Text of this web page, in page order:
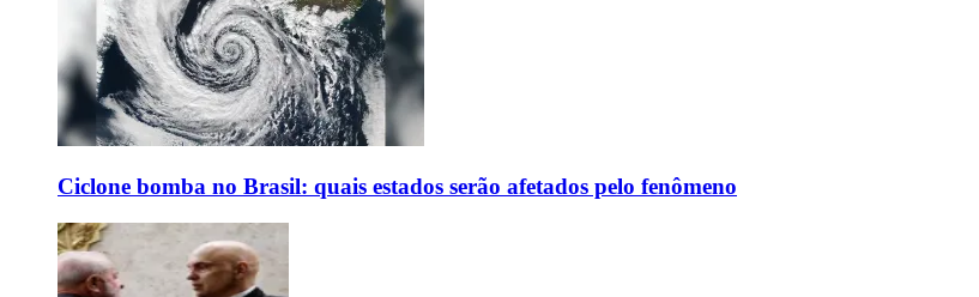
Ciclone bomba no Brasil: quais estados serão afetados pelo fenômeno